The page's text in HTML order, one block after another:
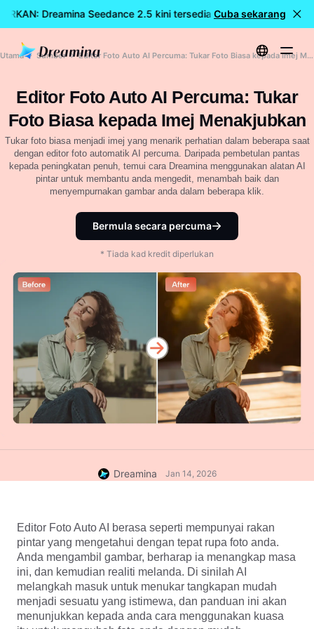
Dreamina Seedance 2.5 kini tersedia 🎉 Model
Cuba sekarang
Utama Sumber Editor Foto Auto AI Percuma: Tukar Foto Biasa kepada Imej Menakjubkan
Editor Foto Auto AI Percuma: Tukar
Foto Biasa kepada Imej Menakjubkan
Tukar foto biasa menjadi imej yang menarik perhatian dalam beberapa saat
dengan editor foto automatik AI percuma. Daripada pembetulan pantas
kepada peningkatan penuh, temui cara Dreamina menggunakan alatan AI
pintar untuk membantu anda mengedit, menambah baik dan
menyempurnakan gambar anda dalam beberapa klik.
Bermula secara percuma
* Tiada kad kredit diperlukan
Dreamina Jan 14, 2026
Editor Foto Auto AI berasa seperti mempunyai rakan
pintar yang mengetahui dengan tepat rupa foto anda.
Anda mengambil gambar, berharap ia menangkap masa
ini, dan kemudian realiti melanda. Di sinilah AI
melangkah masuk untuk menukar tangkapan mudah
menjadi sesuatu yang istimewa, dan panduan ini akan
menunjukkan kepada anda cara menggunakan kuasa